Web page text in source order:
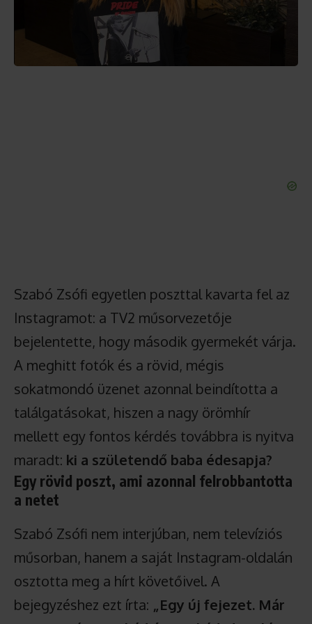
Szabó Zsófi egyetlen poszttal kavarta fel az
Instagramot: a TV2 műsorvezetője
bejelentette, hogy második gyermekét várja.
A meghitt fotók és a rövid, mégis
sokatmondó üzenet azonnal beindította a
találgatásokat, hiszen a nagy örömhír
mellett egy fontos kérdés továbbra is nyitva
maradt: ki a születendő baba édesapja?
Egy rövid poszt, ami azonnal felrobbantotta
a netet
Szabó Zsófi nem interjúban, nem televíziós
műsorban, hanem a saját Instagram-oldalán
osztotta meg a hírt követőivel. A
bejegyzéshez ezt írta: „Egy új fejezet. Már